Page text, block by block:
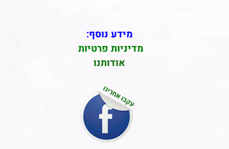
מידע נוסף:
מדיניות פרטיות
אודותנו